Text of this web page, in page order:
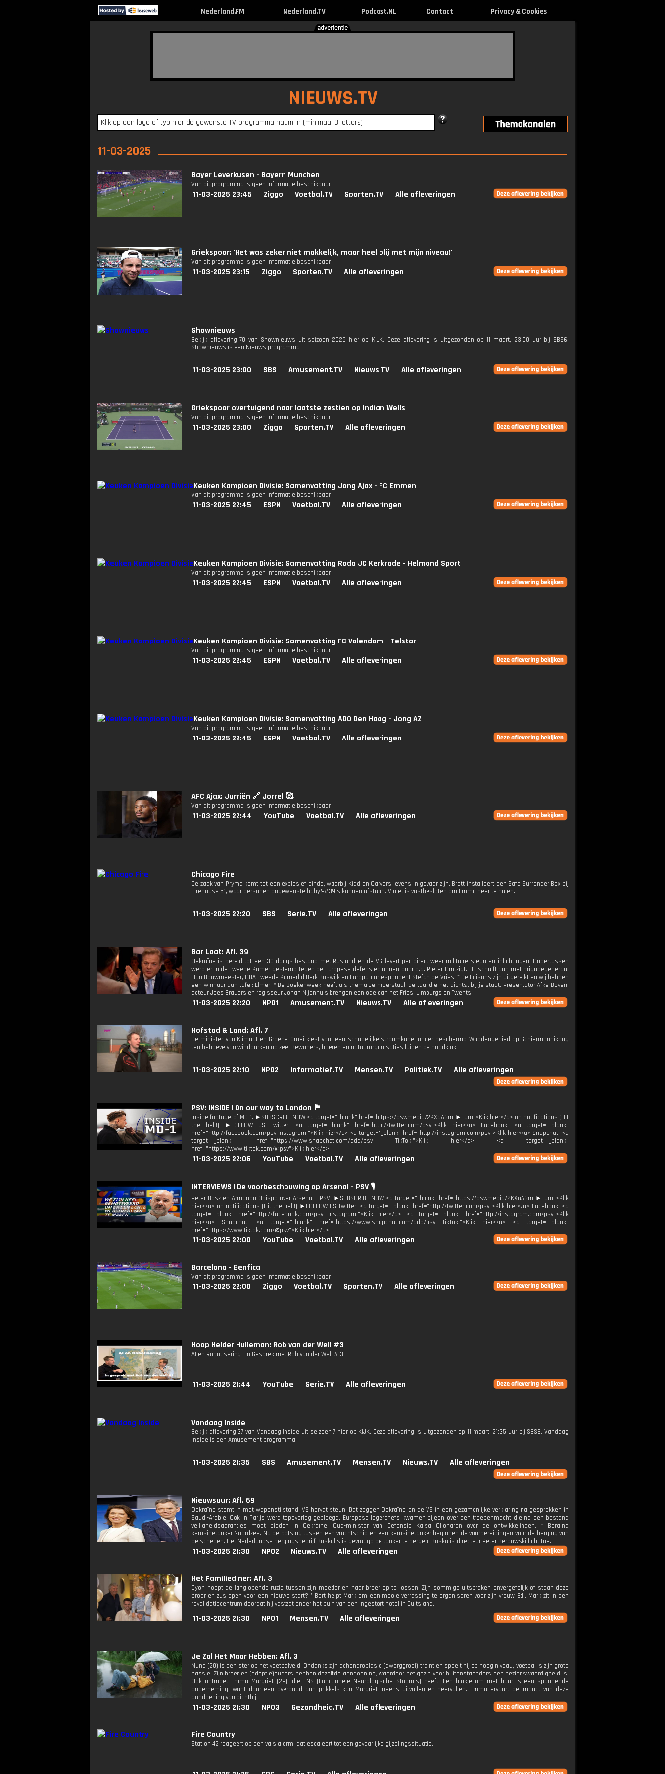
Nederland.FM Nederland.TV Podcast.NL Contact Privacy & Cookies
NIEUWS.TV
11-03-2025
Bayer Leverkusen - Bayern Munchen
Van dit programma is geen informatie beschikbaar
11-03-2025 23:45 Ziggo Voetbal.TV Sporten.TV Alle afleveringen
Griekspoor: 'Het was zeker niet makkelijk, maar heel blij met mijn niveau!'
Van dit programma is geen informatie beschikbaar
11-03-2025 23:15 Ziggo Sporten.TV Alle afleveringen
Shownieuws
Bekijk aflevering 70 van Shownieuws uit seizoen 2025 hier op KIJK. Deze aflevering is uitgezonden op 11 maart, 23:00 uur bij SBS6.
Shownieuws is een Nieuws programma
11-03-2025 23:00 SBS Amusement.TV Nieuws.TV Alle afleveringen
Griekspoor overtuigend naar laatste zestien op Indian Wells
Van dit programma is geen informatie beschikbaar
11-03-2025 23:00 Ziggo Sporten.TV Alle afleveringen
Keuken Kampioen Divisie: Samenvatting Jong Ajax - FC Emmen
Van dit programma is geen informatie beschikbaar
11-03-2025 22:45 ESPN Voetbal.TV Alle afleveringen
Keuken Kampioen Divisie: Samenvatting Roda JC Kerkrade - Helmond Sport
Van dit programma is geen informatie beschikbaar
11-03-2025 22:45 ESPN Voetbal.TV Alle afleveringen
Keuken Kampioen Divisie: Samenvatting FC Volendam - Telstar
Van dit programma is geen informatie beschikbaar
11-03-2025 22:45 ESPN Voetbal.TV Alle afleveringen
Keuken Kampioen Divisie: Samenvatting ADO Den Haag - Jong AZ
Van dit programma is geen informatie beschikbaar
11-03-2025 22:45 ESPN Voetbal.TV Alle afleveringen
AFC Ajax: Jurriën 🔗 Jorrel 🥰
Van dit programma is geen informatie beschikbaar
11-03-2025 22:44 YouTube Voetbal.TV Alle afleveringen
Chicago Fire
De zaak van Pryma komt tot een explosief einde, waarbij Kidd en Carvers levens in gevaar zijn. Brett installeert een Safe Surrender Box bij
Firehouse 51, waar personen ongewenste baby&#39;s kunnen afstaan. Violet is vastbesloten om Emma neer te halen.
11-03-2025 22:20 SBS Serie.TV Alle afleveringen
Bar Laat: Afl. 39
Oekraïne is bereid tot een 30-daags bestand met Rusland en de VS levert per direct weer militaire steun en inlichtingen. Ondertussen
werd er in de Tweede Kamer gestemd tegen de Europese defensieplannen door o.a. Pieter Omtzigt. Hij schuift aan met brigadegeneraal
Han Bouwmeester, CDA-Tweede Kamerlid Derk Boswijk en Europa-correspondent Stefan de Vries. * De Edisons zijn uitgereikt en wij hebben
een winnaar aan tafel: Elmer. * De Boekenweek heeft als thema Je moerstaal, de taal die het dichtst bij je staat. Presentator Afke Boven,
acteur Joes Brauers en regisseur Johan Nijenhuis brengen een ode aan het Fries, Limburgs en Twents.
11-03-2025 22:20 NPO1 Amusement.TV Nieuws.TV Alle afleveringen
Hofstad & Land: Afl. 7
De minister van Klimaat en Groene Groei kiest voor een schadelijke stroomkabel onder beschermd Waddengebied op Schiermonnikoog
ten behoeve van windparken op zee. Bewoners, boeren en natuurorganisaties luiden de noodklok.
11-03-2025 22:10 NPO2 Informatief.TV Mensen.TV Politiek.TV Alle afleveringen
PSV: INSIDE | On our way to London 🏴󠁧󠁢󠁥󠁮󠁧󠁿
Inside footage of MD-1. ►SUBSCRIBE NOW <a target="_blank" href="https://psv.media/2KXaA6m ►Turn">Klik hier</a> on notifications (Hit
the bell!) ►FOLLOW US Twitter: <a target="_blank" href="http://twitter.com/psv">Klik hier</a> Facebook: <a target="_blank"
href="http://facebook.com/psv Instagram:">Klik hier</a> <a target="_blank" href="http://instagram.com/psv">Klik hier</a> Snapchat: <a
target="_blank" href="https://www.snapchat.com/add/psv TikTok:">Klik hier</a> <a target="_blank"
href="https://www.tiktok.com/@psv">Klik hier</a>
11-03-2025 22:06 YouTube Voetbal.TV Alle afleveringen
INTERVIEWS | De voorbeschouwing op Arsenal - PSV 🎙️
Peter Bosz en Armando Obispo over Arsenal - PSV. ►SUBSCRIBE NOW <a target="_blank" href="https://psv.media/2KXaA6m ►Turn">Klik
hier</a> on notifications (Hit the bell!) ►FOLLOW US Twitter: <a target="_blank" href="http://twitter.com/psv">Klik hier</a> Facebook: <a
target="_blank" href="http://facebook.com/psv Instagram:">Klik hier</a> <a target="_blank" href="http://instagram.com/psv">Klik
hier</a> Snapchat: <a target="_blank" href="https://www.snapchat.com/add/psv TikTok:">Klik hier</a> <a target="_blank"
href="https://www.tiktok.com/@psv">Klik hier</a>
11-03-2025 22:00 YouTube Voetbal.TV Alle afleveringen
Barcelona - Benfica
Van dit programma is geen informatie beschikbaar
11-03-2025 22:00 Ziggo Voetbal.TV Sporten.TV Alle afleveringen
Hoop Helder Hulleman: Rob van der Well #3
AI en Robotisering : In Gesprek met Rob van der Well # 3
11-03-2025 21:44 YouTube Serie.TV Alle afleveringen
Vandaag Inside
Bekijk aflevering 37 van Vandaag Inside uit seizoen 7 hier op KIJK. Deze aflevering is uitgezonden op 11 maart, 21:35 uur bij SBS6. Vandaag
Inside is een Amusement programma
11-03-2025 21:35 SBS Amusement.TV Mensen.TV Nieuws.TV Alle afleveringen
Nieuwsuur: Afl. 69
Oekraïne stemt in met wapenstilstand, VS hervat steun. Dat zeggen Oekraïne en de VS in een gezamenlijke verklaring na gesprekken in
Saudi-Arabië. Ook in Parijs werd topoverleg gepleegd. Europese legerchefs kwamen bijeen over een troepenmacht die na een bestand
veiligheidsgaranties moet bieden in Oekraïne. Oud-minister van Defensie Kajsa Ollongren over de ontwikkelingen. * Berging
kerosinetanker Noordzee. Na de botsing tussen een vrachtschip en een kerosinetanker beginnen de voorbereidingen voor de berging van
de schepen. Het Nederlandse bergingsbedrijf Boskalis is gevraagd de tanker te bergen. Boskalis-directeur Peter Berdowski licht toe.
11-03-2025 21:30 NPO2 Nieuws.TV Alle afleveringen
Het Familiediner: Afl. 3
Dyon hoopt de langlopende ruzie tussen zijn moeder en haar broer op te lossen. Zijn sommige uitspraken onvergefelijk of staan deze
broer en zus open voor een nieuwe start? * Bert helpt Mark om een mooie verrassing te organiseren voor zijn vrouw Edi. Mark zit in een
revalidatiecentrum doordat hij vastzat onder het puin van een ingestort hotel in Duitsland.
11-03-2025 21:30 NPO1 Mensen.TV Alle afleveringen
Je Zal Het Maar Hebben: Afl. 3
Nune (20) is een ster op het voetbalveld. Ondanks zijn achondroplasie (dwerggroei) traint en speelt hij op hoog niveau, voetbal is zijn grote
passie. Zijn broer en (adoptie)ouders hebben dezelfde aandoening, waardoor het gezin voor buitenstaanders een bezienswaardigheid is.
Ook ontmoet Emma Margriet (29), die FNS (Functionele Neurologische Stoornis) heeft. Een blokje om met haar is een spannende
onderneming, want door een overdaad aan prikkels kan Margriet ineens uitvallen en neervallen. Emma ervaart de impact van deze
aandoening van dichtbij.
11-03-2025 21:30 NPO3 Gezondheid.TV Alle afleveringen
Fire Country
Station 42 reageert op een vals alarm, dat escaleert tot een gevaarlijke gijzelingssituatie.